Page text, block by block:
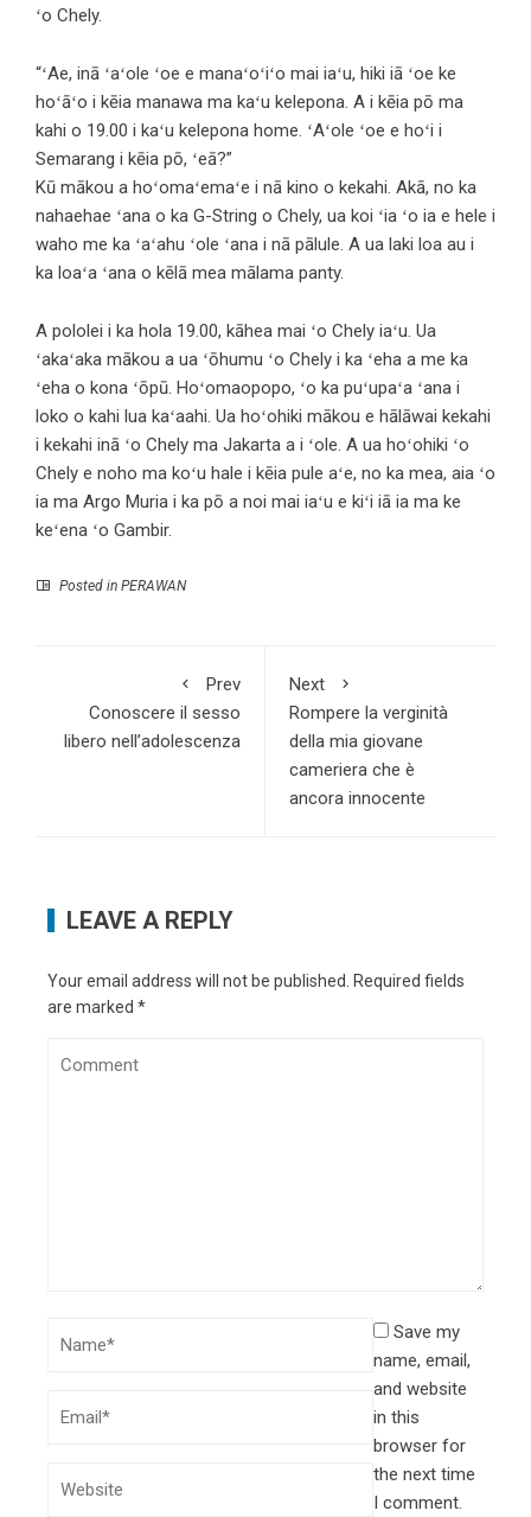
ʻo Chely.
“ʻAe, inā ʻaʻole ʻoe e manaʻoʻiʻo mai iaʻu, hiki iā ʻoe ke
hoʻāʻo i kēia manawa ma kaʻu kelepona. A i kēia pō ma
kahi o 19.00 i kaʻu kelepona home. ʻAʻole ʻoe e hoʻi i
Semarang i kēia pō, ʻeā?”
Kū mākou a hoʻomaʻemaʻe i nā kino o kekahi. Akā, no ka
nahaehae ʻana o ka G-String o Chely, ua koi ʻia ʻo ia e hele i
waho me ka ʻaʻahu ʻole ʻana i nā pālule. A ua laki loa au i
ka loaʻa ʻana o kēlā mea mālama panty.
A pololei i ka hola 19.00, kāhea mai ʻo Chely iaʻu. Ua
ʻakaʻaka mākou a ua ʻōhumu ʻo Chely i ka ʻeha a me ka
ʻeha o kona ʻōpū. Hoʻomaopopo, ʻo ka puʻupaʻa ʻana i
loko o kahi lua kaʻaahi. Ua hoʻohiki mākou e hālāwai kekahi
i kekahi inā ʻo Chely ma Jakarta a i ʻole. A ua hoʻohiki ʻo
Chely e noho ma koʻu hale i kēia pule aʻe, no ka mea, aia ʻo
ia ma Argo Muria i ka pō a noi mai iaʻu e kiʻi iā ia ma ke
keʻena ʻo Gambir.
Posted in PERAWAN
Prev
Conoscere il sesso
libero nell’adolescenza
Next
Rompere la verginità
della mia giovane
cameriera che è
ancora innocente
LEAVE A REPLY
Your email address will not be published. Required fields
are marked *
Save my
name, email,
and website
in this
browser for
the next time
I comment.